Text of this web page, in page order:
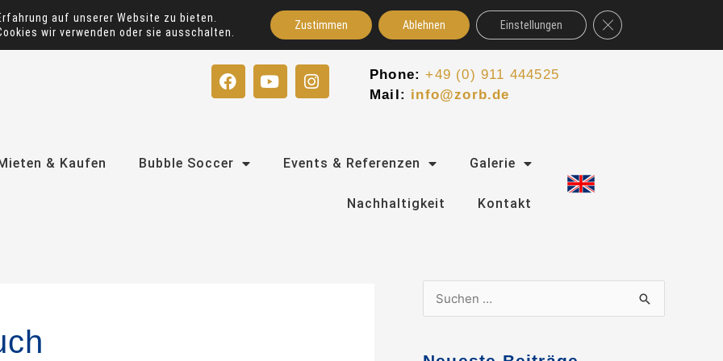
F
a
o
o
Y
o
I
n
g
r
Phone: +49 (0) 911 444525
Mail: info@zorb.de
& Kaufen Bubble Soccer Events & Referenzen Galerie
Nachhaltigkeit Kontakt
auf unserer Website zu bieten.
wir verwenden oder sie ausschalten.
Zustimmen Ablehnen Einstellungen GDPR Cookie-Banner